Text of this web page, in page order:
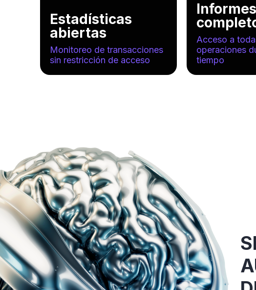
Estadísticas
abiertas
Monitoreo de transacciones
sin restricción de acceso
Informes
Acceso a
operaciones
tiempo